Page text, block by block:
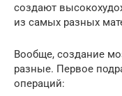
создают
из самых разных
Вообще, создание
разные. Первое
операций: